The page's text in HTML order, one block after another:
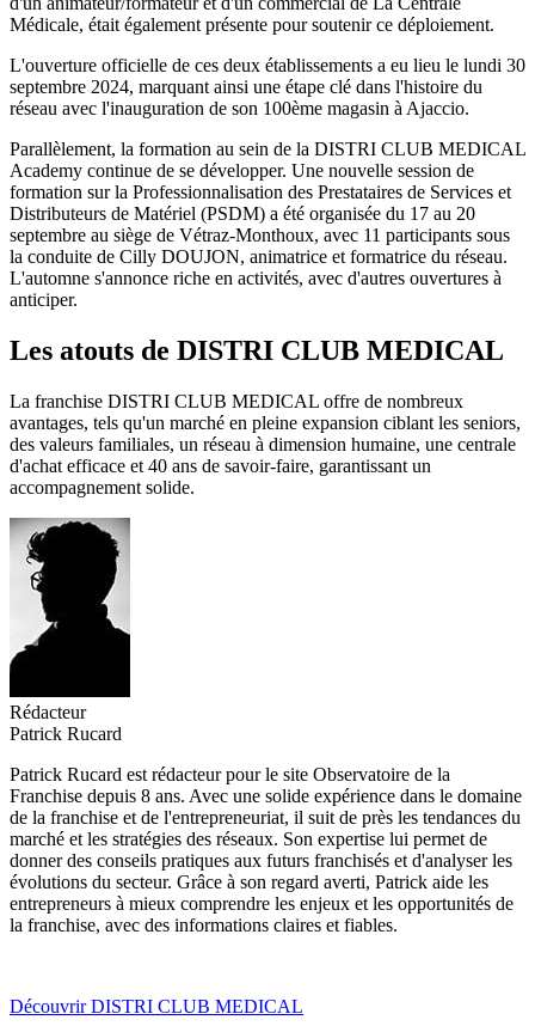
Médicale, était également présente pour soutenir ce déploiement.
L'ouverture officielle de ces deux établissements a eu lieu le lundi 30
septembre 2024, marquant ainsi une étape clé dans l'histoire du
réseau avec l'inauguration de son 100ème magasin à Ajaccio.
Parallèlement, la formation au sein de la DISTRI CLUB MEDICAL
Academy continue de se développer. Une nouvelle session de
formation sur la Professionnalisation des Prestataires de Services et
Distributeurs de Matériel (PSDM) a été organisée du 17 au 20
septembre au siège de Vétraz-Monthoux, avec 11 participants sous
la conduite de Cilly DOUJON, animatrice et formatrice du réseau.
L'automne s'annonce riche en activités, avec d'autres ouvertures à
anticiper.
Les atouts de DISTRI CLUB MEDICAL
La franchise DISTRI CLUB MEDICAL offre de nombreux
avantages, tels qu'un marché en pleine expansion ciblant les seniors,
des valeurs familiales, un réseau à dimension humaine, une centrale
d'achat efficace et 40 ans de savoir-faire, garantissant un
accompagnement solide.
Rédacteur
Patrick Rucard
Patrick Rucard est rédacteur pour le site Observatoire de la
Franchise depuis 8 ans. Avec une solide expérience dans le domaine
de la franchise et de l'entrepreneuriat, il suit de près les tendances du
marché et les stratégies des réseaux. Son expertise lui permet de
donner des conseils pratiques aux futurs franchisés et d'analyser les
évolutions du secteur. Grâce à son regard averti, Patrick aide les
entrepreneurs à mieux comprendre les enjeux et les opportunités de
la franchise, avec des informations claires et fiables.
Découvrir DISTRI CLUB MEDICAL